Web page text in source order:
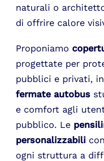
naturali o
di offrire calore
Proponiamo
progettate per
pubblici e privati,
fermate autobus
e comfort agli
pubblico. Le
personalizzabili
ogni struttura a